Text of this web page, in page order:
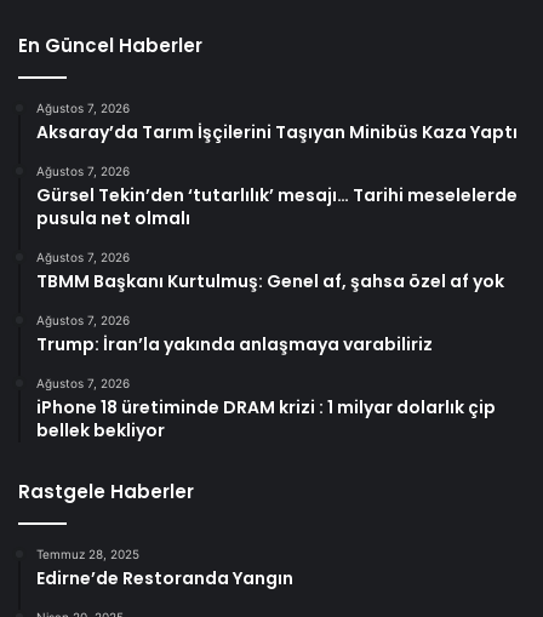
En Güncel Haberler
Ağustos 7, 2026
Aksaray’da Tarım İşçilerini Taşıyan Minibüs Kaza Yaptı
Ağustos 7, 2026
Gürsel Tekin’den ‘tutarlılık’ mesajı… Tarihi meselelerde
pusula net olmalı
Ağustos 7, 2026
TBMM Başkanı Kurtulmuş: Genel af, şahsa özel af yok
Ağustos 7, 2026
Trump: İran’la yakında anlaşmaya varabiliriz
Ağustos 7, 2026
iPhone 18 üretiminde DRAM krizi : 1 milyar dolarlık çip
bellek bekliyor
Rastgele Haberler
Temmuz 28, 2025
Edirne’de Restoranda Yangın